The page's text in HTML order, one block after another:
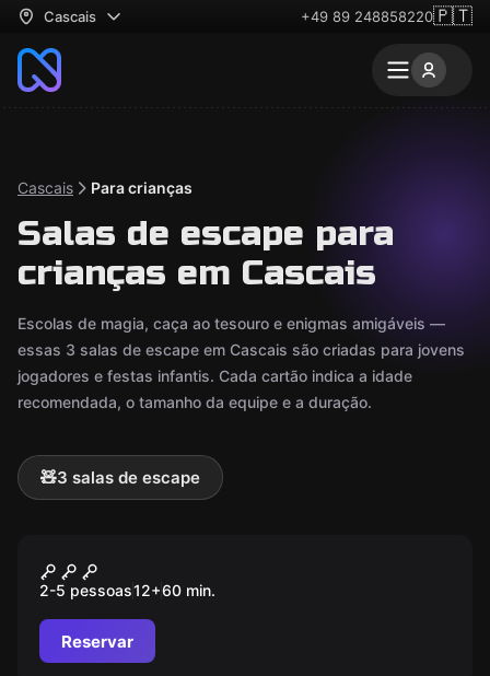
Cascais +49 89 248858220🇵🇹
Cascais Para crianças
Salas de escape para
crianças em Cascais
Escolas de magia, caça ao tesouro e enigmas amigáveis —
essas 3 salas de escape em Cascais são criadas para jovens
jogadores e festas infantis. Cada cartão indica a idade
recomendada, o tamanho da equipe e a duração.
🧸3 salas de escape
ASSALTO
2-5 pessoas12+60 min.
Reservar